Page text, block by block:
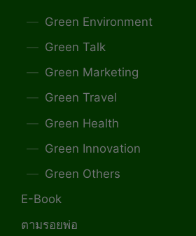
Green Environment
Green Talk
Green Marketing
Green Travel
Green Health
Green Innovation
Green Others
E-Book
ตามรอยพ่อ